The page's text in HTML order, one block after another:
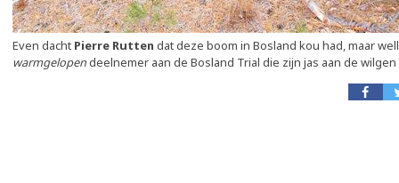
Even dacht Pierre Rutten dat deze boom in Bosland kou had, maar
warmgelopendeelnemer aan de Bosland Trial die zijn jas aan de